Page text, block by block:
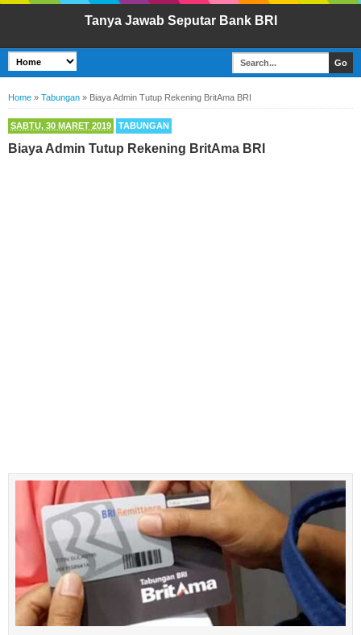
Tanya Jawab Seputar Bank BRI
Home » Tabungan » Biaya Admin Tutup Rekening BritAma BRI
SABTU, 30 MARET 2019 TABUNGAN
Biaya Admin Tutup Rekening BritAma BRI